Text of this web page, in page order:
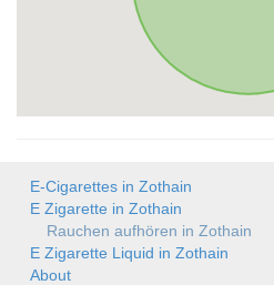
E-Cigarettes in Zothain
E Zigarette in Zothain
Rauchen aufhören in Zothain
E Zigarette Liquid in Zothain
About